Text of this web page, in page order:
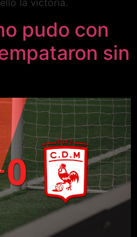
pudo con
sin